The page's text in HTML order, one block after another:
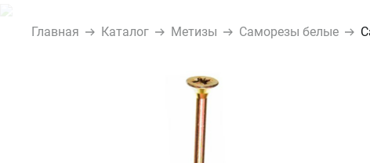
Главная Каталог Метизы Саморезы белые